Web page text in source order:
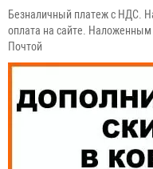
Безналичный платеж с НДС.
оплата на сайте.
Почтой